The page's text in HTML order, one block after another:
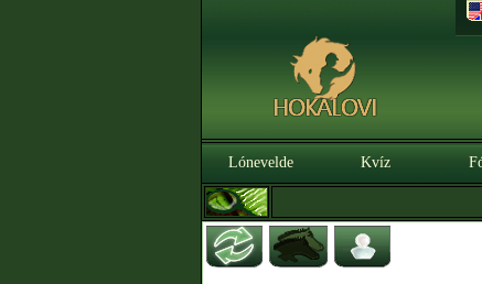
Lónevelde Kvíz